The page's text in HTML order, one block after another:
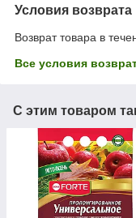
Условия возврата
Возврат товара в
Все условия
С этим товаром